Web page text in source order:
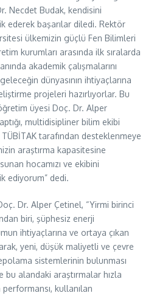
Necdet Budak, kendisini
ederek başarılar diledi. Rektör
ülkemizin güçlü Fen Bilimleri
kurumları arasında ilk sıralarda
akademik çalışmalarını
dünyasının ihtiyaçlarına
projeleri hazırlıyorlar. Bu
üyesi Doç. Dr. Alper
multidisipliner bilim ekibi
tarafından desteklenmeye
araştırma kapasitesine
hocamızı ve ekibini
ediyorum” dedi.
Dr. Alper Çetinel, “Yirmi birinci
biri, şüphesiz enerji
ihtiyaçlarına ve ortaya çıkan
yeni, düşük maliyetli ve çevre
sistemlerinin bulunması
bu alandaki araştırmalar hızla
kullanılan